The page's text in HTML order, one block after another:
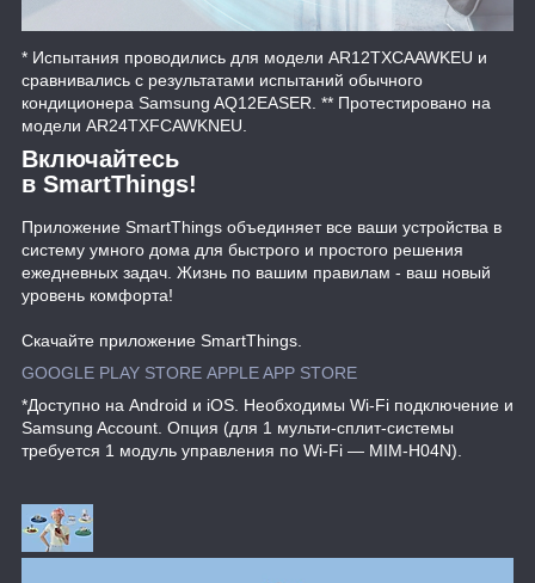
* Испытания проводились для модели AR12TXCAAWKEU и
сравнивались с результатами испытаний обычного
кондиционера Samsung AQ12EASER. ** Протестировано на
модели AR24TXFCAWKNEU.
Включайтесь
в SmartThings!
Приложение SmartThings объединяет все ваши устройства в
систему умного дома для быстрого и простого решения
ежедневных задач. Жизнь по вашим правилам - ваш новый
уровень комфорта!
Скачайте приложение SmartThings.
GOOGLE PLAY STORE APPLE APP STORE
*Доступно на Android и iOS. Необходимы Wi-Fi подключение и
Samsung Account. Опция (для 1 мульти-сплит-системы
требуется 1 модуль управления по Wi-Fi — MIM-H04N).